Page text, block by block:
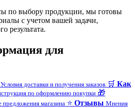
по выбору продукции, мы готовы
с учетом вашей задачи,
результата.
для
Условия доставки и получения заказов 🛒 Как
по оформлению покупки 🎁
магазина ⭐ Отзывы Мнения